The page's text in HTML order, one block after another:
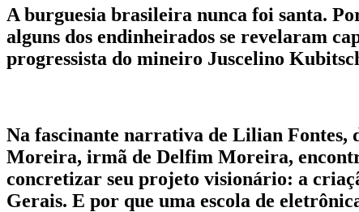
A burguesia brasileira nunca foi santa.
alguns dos endinheirados se revelaram
progressista do mineiro Juscelino
Na fascinante narrativa de Lilian Fontes,
Moreira, irmã de Delfim Moreira,
concretizar seu projeto visionário: a
Gerais. E por que uma escola de